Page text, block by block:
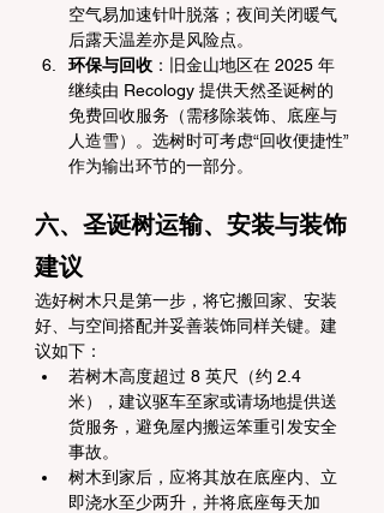
空气易加速针叶脱落；夜间关闭暖气
后露天温差亦是风险点。
环保与回收 ：旧金山地区在 2025 年
继续由 Recology 提供天然圣诞树的
免费回收服务（需移除装饰、底座与
人造雪）。选树时可考虑“回收便捷性”
作为输出环节的一部分。
六、圣诞树运输、安装与装饰
建议
选好树木只是第一步，将它搬回家、安装
好、与空间搭配并妥善装饰同样关键。建
议如下：
若树木高度超过 8 英尺（约 2.4
米），建议驱车至家或请场地提供送
货服务，避免屋内搬运笨重引发安全
事故。
树木到家后，应将其放在底座内、立
即浇水至少两升，并将底座每天加